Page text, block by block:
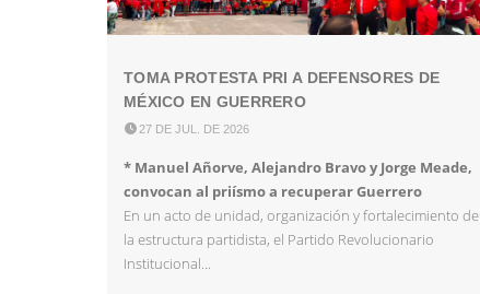
TOMA PROTESTA PRI A DEFENSORES DE
MÉXICO EN GUERRERO
 27 DE JUL. DE 2026
* Manuel Añorve, Alejandro Bravo y Jorge Meade,
convocan al priísmo a recuperar Guerrero
En un acto de unidad, organización y fortalecimiento de
la estructura partidista, el Partido Revolucionario
Institucional...